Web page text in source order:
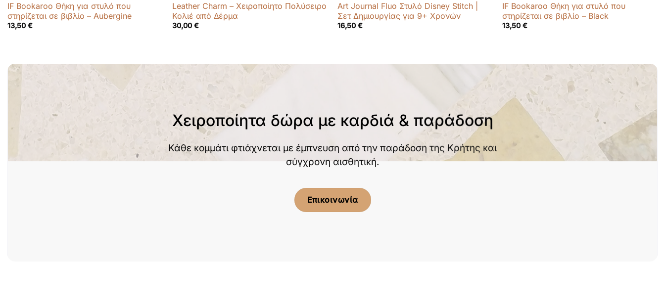
IF Bookaroo Θήκη για στυλό που
στηρίζεται σε βιβλίο – Aubergine
13,50 €
Leather Charm – Χειροποίητο Πολύσειρο
Κολιέ από Δέρμα
30,00€
Art Journal Fluo Στυλό Disney Stitch |
Σετ Δημιουργίας για 9+ Χρονών
16,50 €
IF Bookaroo Θήκη για στυλό που
στηρίζεται σε βιβλίο – Black
13,50€
Χειροποίητα δώρα με καρδιά & παράδοση
Κάθε κομμάτι φτιάχνεται με έμπνευση από την παράδοση της Κρήτης και
σύγχρονη αισθητική.
Επικοινωνία